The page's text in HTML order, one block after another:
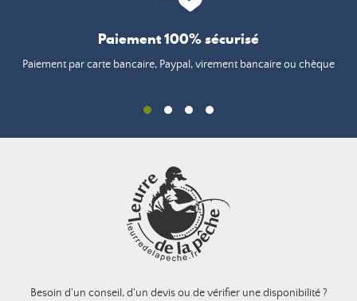
Paiement 100% sécurisé
Paiement par carte bancaire, Paypal, virement bancaire ou chèque
Besoin d'un conseil, d'un devis ou de vérifier une disponibilité ?